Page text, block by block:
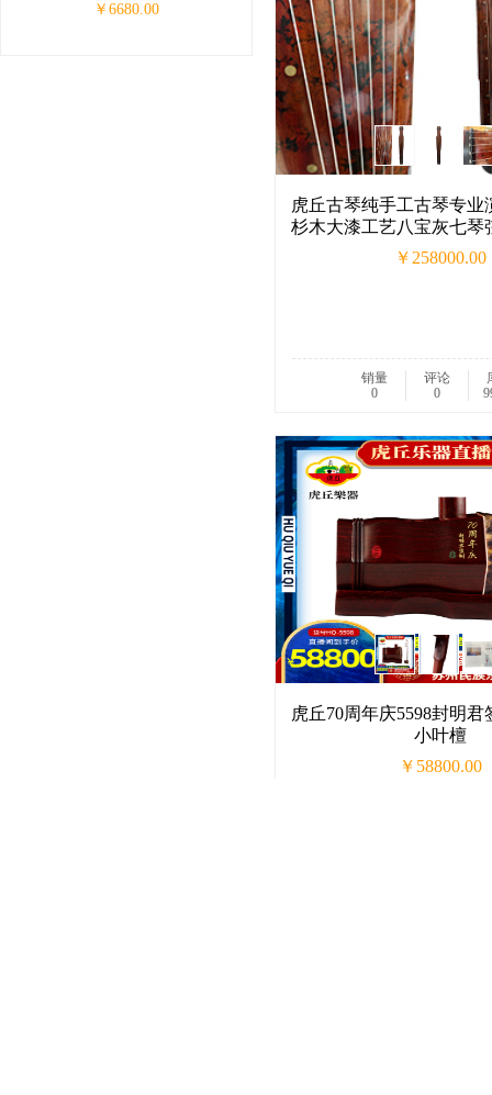
虎丘古琴纯手工古琴专业
杉木大漆工艺八宝灰七琴
￥258000.00
销量
0
评论
0
虎丘70周年庆5598封明
小叶檀
￥58800.00
￥6680.00